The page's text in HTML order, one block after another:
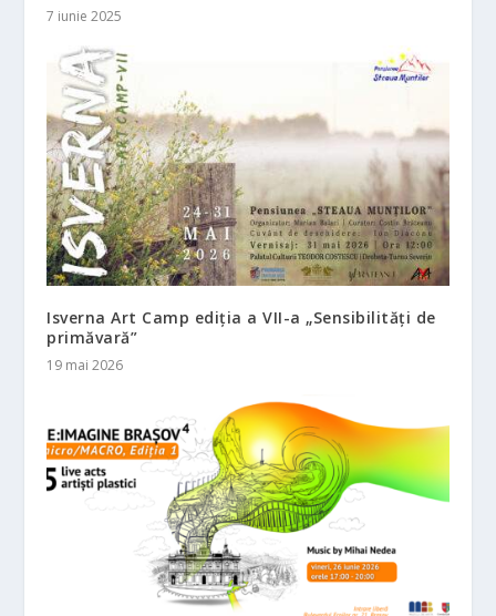
7 iunie 2025
Isverna Art Camp ediția a VII-a „Sensibilități de
primăvară”
19 mai 2026